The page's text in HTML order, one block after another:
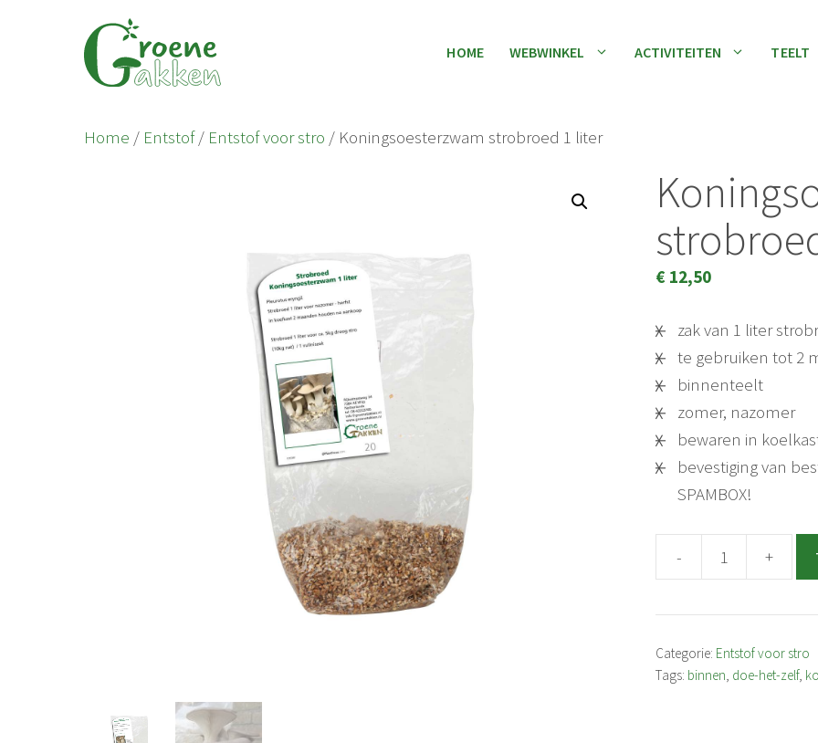
HOME WEBWINKEL ACTIVITEITEN TEELT
Home / Entstof/ Entstof voor stro / Koningsoesterzwam strobroed 1 liter
€ 12,50
zak van 1 liter
te gebruiken tot 2
binnenteelt
zomer, nazomer
bewaren in
bevestiging van
SPAMBOX!
-
Koningsoesterzwam
liter
aantal
+
Categorie: Entstof voor stro
Tags: binnen doe-het-zelf,